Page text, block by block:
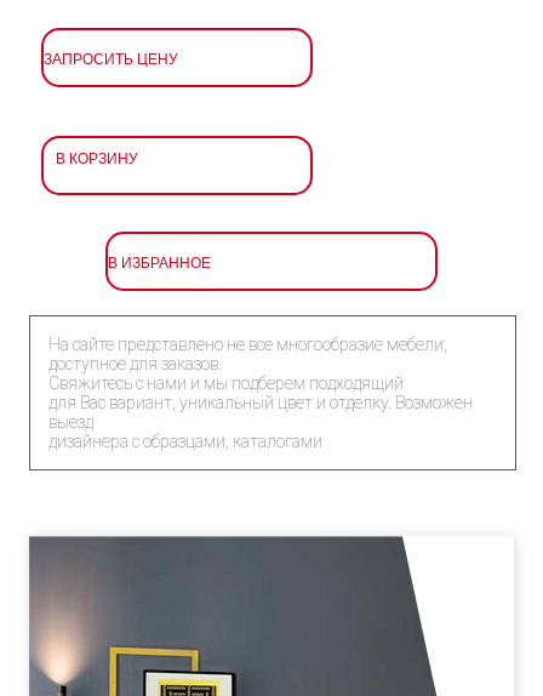
ЗАПРОСИТЬ ЦЕНУ
В КОРЗИНУ
В ИЗБРАННОЕ
На сайте представлено не все многообразие мебели,
доступное для заказов.
Свяжитесь с нами и мы подберем подходящий
для Вас вариант, уникальный цвет и отделку. Возможен
выезд
дизайнера с образцами, каталогами